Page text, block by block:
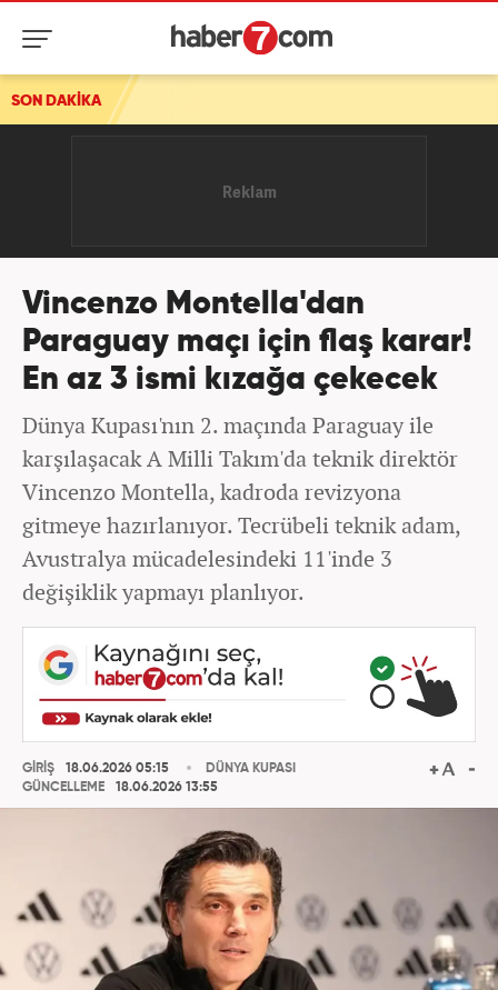
SON DAKİKA
Vincenzo Montella'dan
Paraguay maçı için flaş karar!
En az 3 ismi kızağa çekecek
Dünya Kupası'nın 2. maçında Paraguay ile
karşılaşacak A Milli Takım'da teknik direktör
Vincenzo Montella, kadroda revizyona
gitmeye hazırlanıyor. Tecrübeli teknik adam,
Avustralya mücadelesindeki 11'inde 3
değişiklik yapmayı planlıyor.
GİRİŞ
18.06.2026 05:15
GÜNCELLEME
18.06.2026 13:55
DÜNYA KUPASI